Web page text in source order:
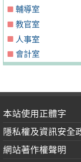
輔導室
教官室
人事室
會計室
本站使用正體字
隱私權及資訊安全
網站著作權聲明